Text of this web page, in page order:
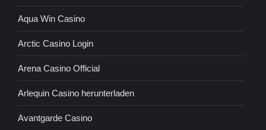
Aqua Win Casino
Arctic Casino Login
Arena Casino Official
Arlequin Casino herunterladen
Avantgarde Casino